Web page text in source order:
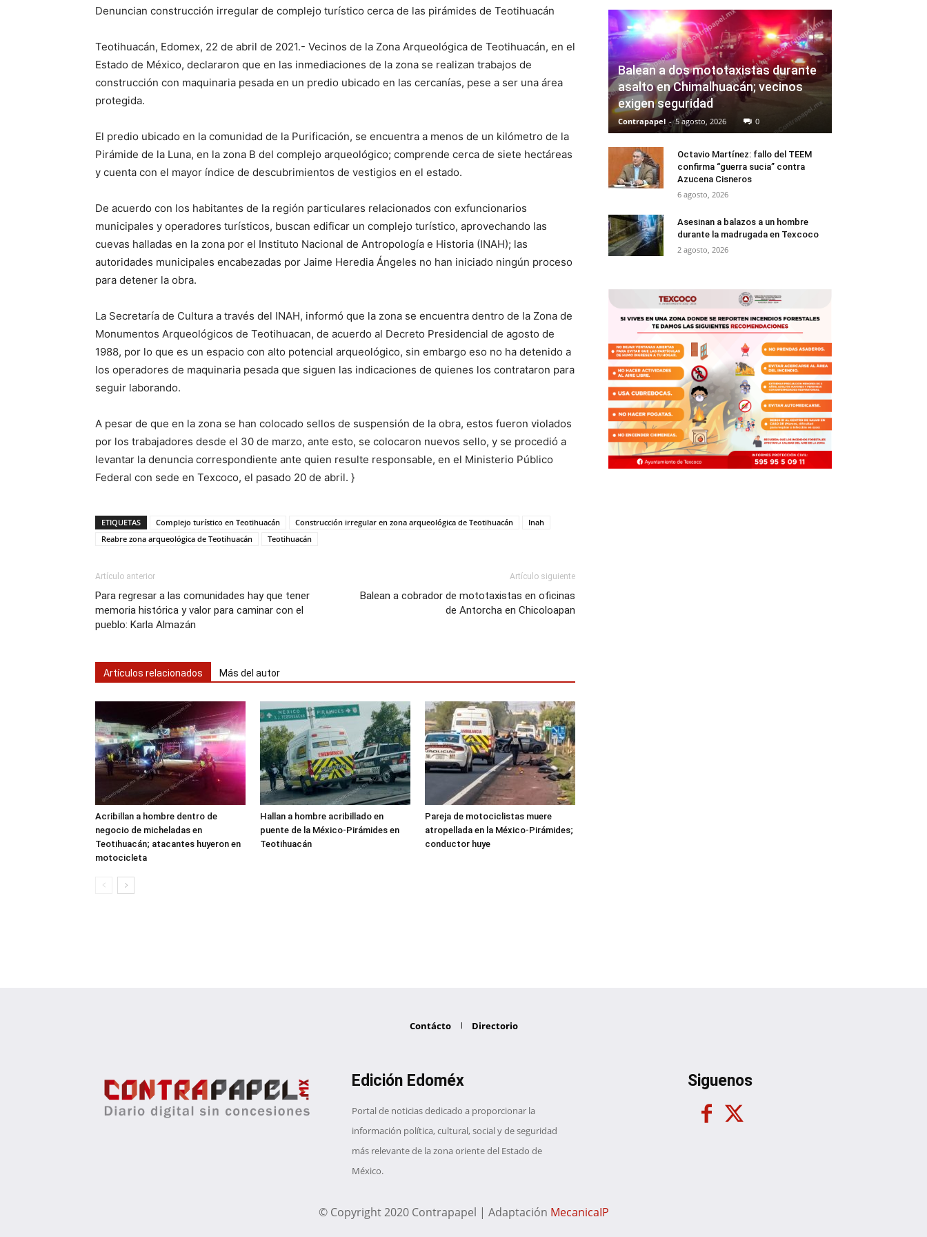
Denuncian construcción irregular de complejo turístico cerca de las pirámides de Teotihuacán
Teotihuacán, Edomex, 22 de abril de 2021.- Vecinos de la Zona Arqueológica de Teotihuacán, en el
Estado de México, declararon que en las inmediaciones de la zona se realizan trabajos de
construcción con maquinaria pesada en un predio ubicado en las cercanías, pese a ser una área
protegida.
El predio ubicado en la comunidad de la Purificación, se encuentra a menos de un kilómetro de la
Pirámide de la Luna, en la zona B del complejo arqueológico; comprende cerca de siete hectáreas
y cuenta con el mayor índice de descubrimientos de vestigios en el estado.
De acuerdo con los habitantes de la región particulares relacionados con exfuncionarios
municipales y operadores turísticos, buscan edificar un complejo turístico, aprovechando las
cuevas halladas en la zona por el Instituto Nacional de Antropología e Historia (INAH); las
autoridades municipales encabezadas por Jaime Heredia Ángeles no han iniciado ningún proceso
para detener la obra.
La Secretaría de Cultura a través del INAH, informó que la zona se encuentra dentro de la Zona de
Monumentos Arqueológicos de Teotihuacan, de acuerdo al Decreto Presidencial de agosto de
1988, por lo que es un espacio con alto potencial arqueológico, sin embargo eso no ha detenido a
los operadores de maquinaria pesada que siguen las indicaciones de quienes los contrataron para
seguir laborando.
A pesar de que en la zona se han colocado sellos de suspensión de la obra, estos fueron violados
por los trabajadores desde el 30 de marzo, ante esto, se colocaron nuevos sello, y se procedió a
levantar la denuncia correspondiente ante quien resulte responsable, en el Ministerio Público
Federal con sede en Texcoco, el pasado 20 de abril. }
ETIQUETAS Complejo turístico en Teotihuacán Construcción irregular en zona arqueológica de Teotihuacán
Inah
Reabre zona arqueológica de Teotihuacán
Teotihuacán
Artículo anterior
Para regresar a las comunidades hay que tener
memoria histórica y valor para caminar con el
pueblo: Karla Almazán
Artículo siguiente
Balean a cobrador de mototaxistas en oficinas
de Antorcha en Chicoloapan
Artículos relacionados Más del autor
Acribillan a hombre dentro de
negocio de micheladas en
Teotihuacán; atacantes huyeron en
motocicleta
Hallan a hombre acribillado en
puente de la México-Pirámides en
Teotihuacán
Pareja de motociclistas muere
atropellada en la México-Pirámides;
conductor huye
Balean a dos mototaxistas durante
asalto en Chimalhuacán; vecinos
exigen seguridad
Contrapapel - 5 agosto, 2026 0
Octavio Martínez: fallo del TEEM
confirma “guerra sucia” contra
Azucena Cisneros
6 agosto, 2026
Asesinan a balazos a un hombre
durante la madrugada en Texcoco
2 agosto, 2026
Contácto Directorio
Edición Edoméx
Portal de noticias dedicado a proporcionar la
información política, cultural, social y de seguridad
más relevante de la zona oriente del Estado de
México.
Siguenos
© Copyright 2020 Contrapapel | Adaptación MecanicaIP